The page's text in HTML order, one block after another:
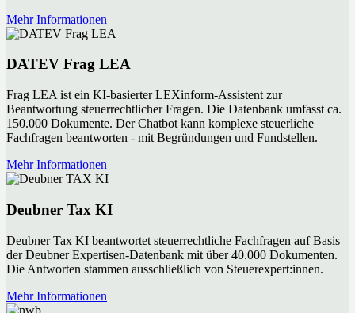
Mehr Informationen
DATEV Frag LEA
Frag LEA ist ein KI-basierter LEXinform-Assistent zur
Beantwortung steuerrechtlicher Fragen. Die Datenbank umfasst ca.
150.000 Dokumente. Der Chatbot kann komplexe steuerliche
Fachfragen beantworten - mit Begründungen und Fundstellen.
Mehr Informationen
Deubner Tax KI
Deubner Tax KI beantwortet steuerrechtliche Fachfragen auf Basis
der Deubner Expertisen-Datenbank mit über 40.000 Dokumenten.
Die Antworten stammen ausschließlich von Steuerexpert:innen.
Mehr Informationen